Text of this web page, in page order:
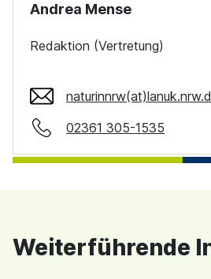
Andrea Mense
Redaktion (Vertretung)
02361 305-1535
Weiterführende